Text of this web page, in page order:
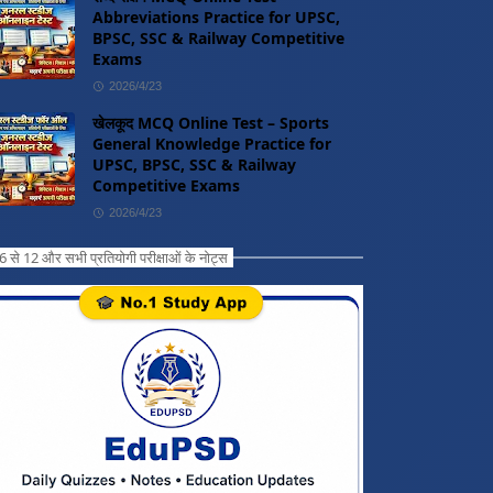
Abbreviations Practice for UPSC,
BPSC, SSC & Railway Competitive
Exams
2026/4/23
खेलकूद MCQ Online Test – Sports
General Knowledge Practice for
UPSC, BPSC, SSC & Railway
Competitive Exams
2026/4/23
6 से 12 और सभी प्रतियोगी परीक्षाओं के नोट्स